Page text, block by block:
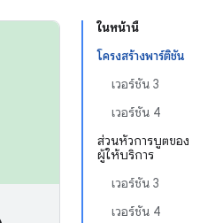
ในหน้านี้
โครงสร้างพาร์ติชัน
เวอร์ชัน 3
เวอร์ชัน 4
ส่วนหัวการบูตของ
ผู้ให้บริการ
เวอร์ชัน 3
เวอร์ชัน 4